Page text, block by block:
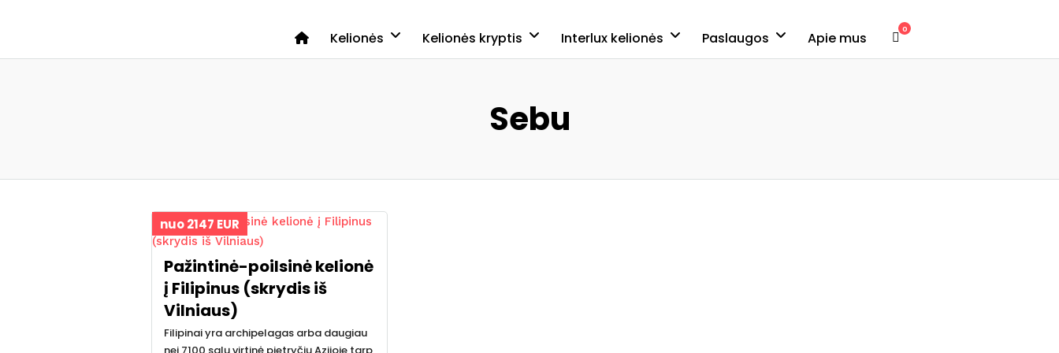
Kelionės Kelionės kryptis Interlux kelionės Paslaugos Apie mus
0
Sebu
nuo 2147 EUR
Pažintinė-poilsinė kelionė
į Filipinus (skrydis iš
Vilniaus)
Filipinai yra archipelagas arba daugiau